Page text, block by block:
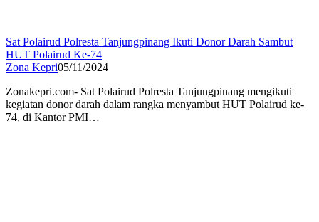
Sat Polairud Polresta Tanjungpinang Ikuti Donor Darah Sambut
HUT Polairud Ke-74
Zona Kepri05/11/2024
Zonakepri.com- Sat Polairud Polresta Tanjungpinang mengikuti
kegiatan donor darah dalam rangka menyambut HUT Polairud ke-
74, di Kantor PMI…